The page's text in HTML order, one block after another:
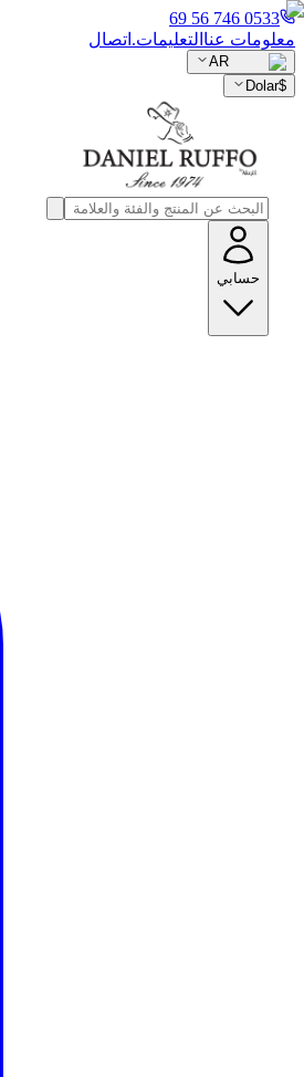
0533 746 56 69
معلومات عنا التعليمات. اتصال
AR
$
Dolar
حسابي